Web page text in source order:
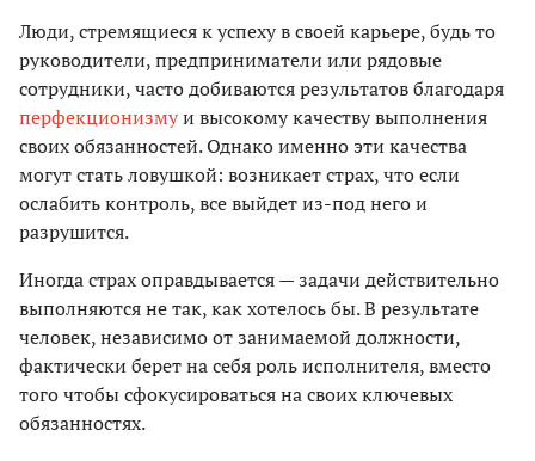
Люди, стремящиеся к успеху в своей карьере, будь то
руководители, предприниматели или рядовые
сотрудники, часто добиваются результатов благодаря
перфекционизмуи высокому качеству выполнения
своих обязанностей. Однако именно эти качества
могут стать ловушкой: возникает страх, что если
ослабить контроль, все выйдет из-под него и
разрушится.
Иногда страх оправдывается — задачи действительно
выполняются не так, как хотелось бы. В результате
человек, независимо от занимаемой должности,
фактически берет на себя роль исполнителя, вместо
того чтобы сфокусироваться на своих ключевых
обязанностях.